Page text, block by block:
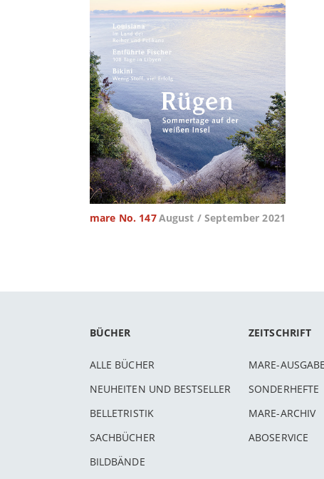
mare No. 147August / September 2021
BÜCHER
ALLE BÜCHER
NEUHEITEN UND BESTSELLER
BELLETRISTIK
SACHBÜCHER
BILDBÄNDE
ZEITSCHRIFT
MARE-
SONDERHEFTE
MARE-ARCHIV
ABOSERVICE